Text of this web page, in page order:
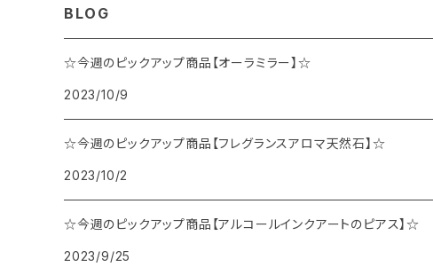
BLOG
☆今週のピックアップ商品【オーラミラー】☆
2023/10/9
☆今週のピックアップ商品【フレグランスアロマ天然石】☆
2023/10/2
☆今週のピックアップ商品【アルコールインクアートのピアス】☆
2023/9/25